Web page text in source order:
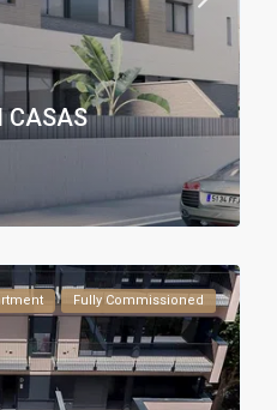
CASAS
Fully Commissioned